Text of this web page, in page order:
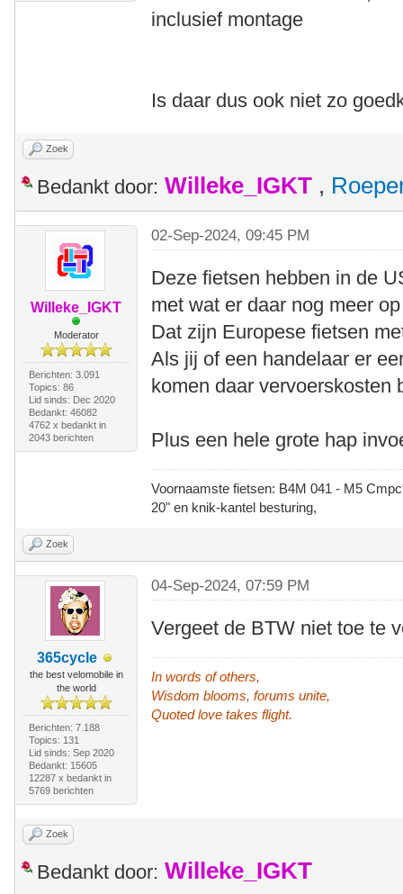
inclusief montage
Is daar dus ook niet zo
Zoek
Bedankt door: Willeke_IGKT ,
Willeke_IGKT
Moderator
Berichten: 3.091
Topics: 86
Lid sinds: Dec 2020
Bedankt: 46082
4762 x bedankt in
2043 berichten
02-Sep-2024, 09:45 PM
Deze fietsen hebben in de
met wat er daar nog meer
Dat zijn Europese fietsen
Als jij of een handelaar er
komen daar vervoerskosten
Plus een hele grote hap
Voornaamste fietsen: B4M 041 - M5
20" en knik-kantel besturing,
Zoek
365cycle
the best velomobile in
the world
Berichten: 7.188
Topics: 131
Lid sinds: Sep 2020
Bedankt: 15605
12287 x bedankt in
5769 berichten
04-Sep-2024, 07:59 PM
Vergeet de BTW niet toe te
In words of others,
Wisdom blooms, forums unite,
Quoted love takes flight.
Zoek
Bedankt door: Willeke_IGKT